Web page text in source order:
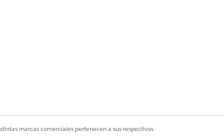
marcas comerciales pertenecen a sus respectivos